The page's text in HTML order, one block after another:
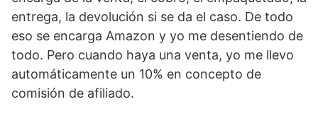
entrega, la devolución si se da el caso. De todo
eso se encarga Amazon y yo me desentiendo de
todo. Pero cuando haya una venta, yo me llevo
automáticamente un 10% en concepto de
comisión de afiliado.